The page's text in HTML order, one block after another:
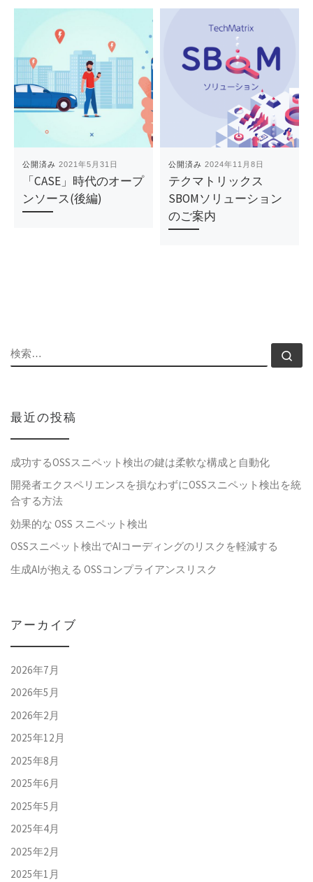
公開済み2021年5月31日
「CASE」時代のオープ
ンソース(後編)
公開済み2024年11月8日
テクマトリックス
SBOMソリューション
のご案内
検索
最近の投稿
成功するOSSスニペット検出の鍵は柔軟な構成と自動化
開発者エクスペリエンスを損なわずにOSSスニペット検出を統
合する方法
効果的な OSS スニペット検出
OSSスニペット検出でAIコーディングのリスクを軽減する
生成AIが抱える OSSコンプライアンスリスク
アーカイブ
2026年7月
2026年5月
2026年2月
2025年12月
2025年8月
2025年6月
2025年5月
2025年4月
2025年2月
2025年1月